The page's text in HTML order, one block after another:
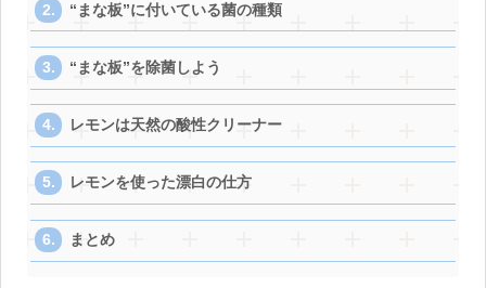
“まな板”に付いている菌の種類
“まな板”を除菌しよう
レモンは天然の酸性クリーナー
レモンを使った漂白の仕方
まとめ